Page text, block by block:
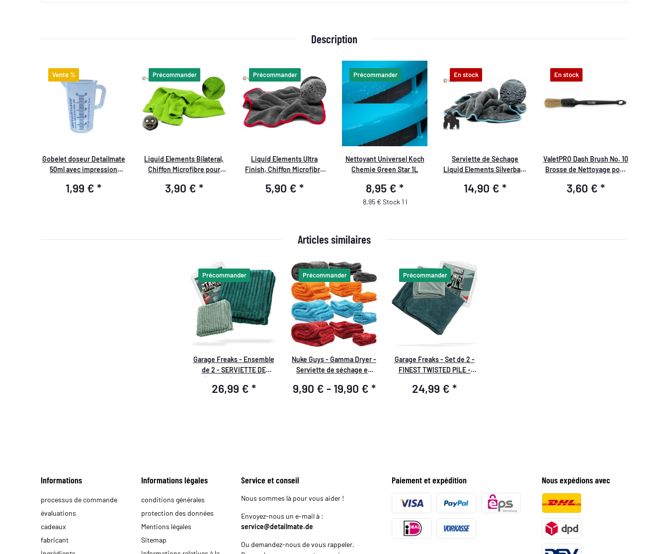
Description
Vente %
Gobelet doseur Detailmate
50ml avec impression
1,99 €*
Précommander
Liquid Elements Bilateral,
Chiffon Microfibre pour
GSM
3,90 € *
Précommander
Liquid Elements Ultra
Finish, Chiffon Microfibre
5,90 € *
Précommander
Nettoyant Universel Koch
Chemie Green Star 1L
8,95 €*
8,95 € Stock 1 l
En stock
Serviette de Séchage
Liquid Elements Silverback
14,90 €*
En stock
ValetPRO Dash Brush No. 10
Brosse de Nettoyage pour
3,60 € *
Articles similaires
Précommander
Garage Freaks - Ensemble
de 2 - SERVIETTE DE
Serviette de séchage
26,99 € *
Précommander
Nuke Guys - Gamma Dryer -
Serviette de séchage en
L / XXL
9,90 € - 19,90 € *
Précommander
Garage Freaks - Set de 2 -
FINEST TWISTED PILE -
50x80cm & 40x40cm, 700
24,99 € *
Informations
processus de commande
évaluations
cadeaux
fabricant
Informations légales
conditions générales
protection des données
Mentions légales
Sitemap
Service et conseil
Nous sommes là pour vous aider !
Envoyez-nous un e-mail à :
service@detailmate.de
Ou demandez-nous de vous rappeler.
Paiement et expédition Nous expédions avec